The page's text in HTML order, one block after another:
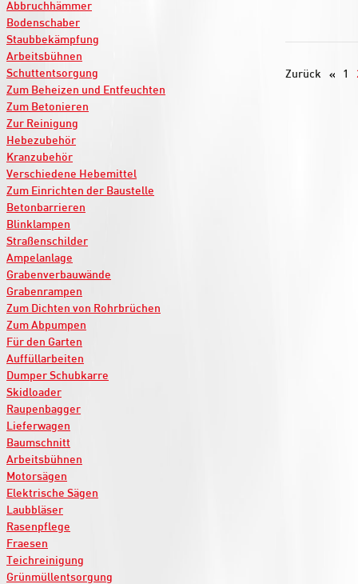
Abbruchhämmer
Bodenschaber
Staubbekämpfung
Arbeitsbühnen
Schuttentsorgung
Zum Beheizen und Entfeuchten
Zum Betonieren
Zur Reinigung
Hebezubehör
Kranzubehör
Verschiedene Hebemittel
Zum Einrichten der Baustelle
Betonbarrieren
Blinklampen
Straßenschilder
Ampelanlage
Grabenverbauwände
Grabenrampen
Zum Dichten von Rohrbrüchen
Zum Abpumpen
Für den Garten
Auffüllarbeiten
Dumper Schubkarre
Skidloader
Raupenbagger
Lieferwagen
Baumschnitt
Arbeitsbühnen
Motorsägen
Elektrische Sägen
Laubbläser
Rasenpflege
Fraesen
Teichreinigung
Grünmüllentsorgung
Zurück 1